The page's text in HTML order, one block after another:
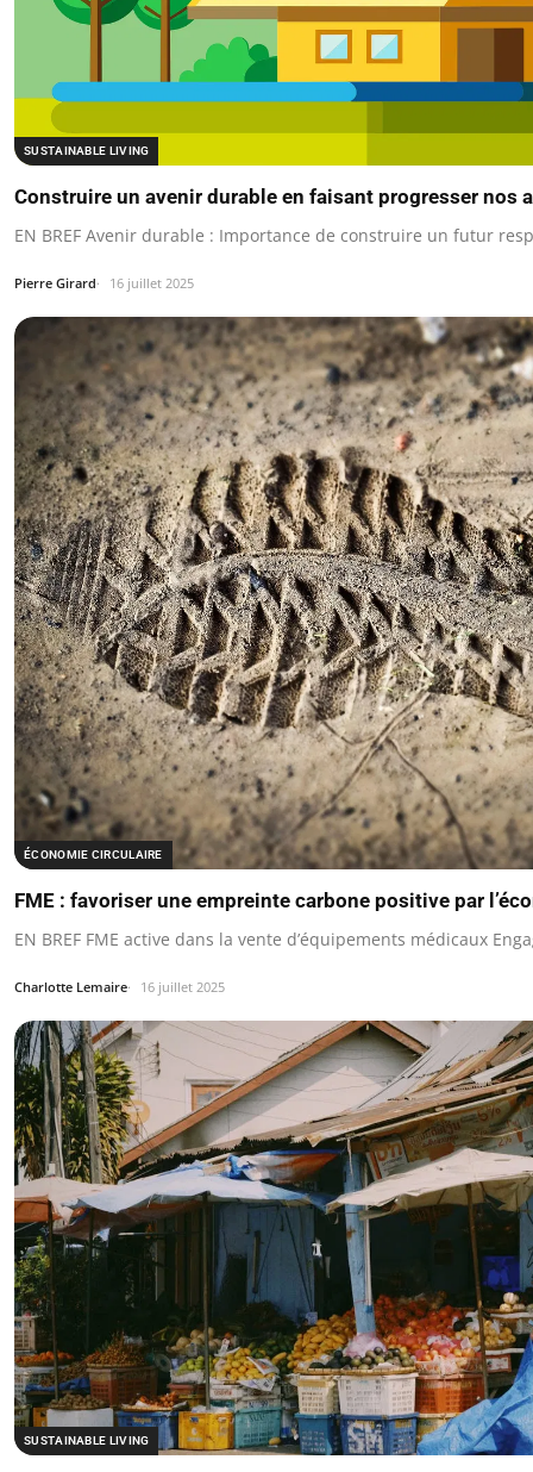
SUSTAINABLE LIVING
Construire un avenir durable en faisant progresser nos
EN BREF Avenir durable : Importance de construire un futur
Pierre Girard 16 juillet 2025
ÉCONOMIE CIRCULAIRE
FME : favoriser une empreinte carbone positive par
EN BREF FME active dans la vente d’équipements médicaux
Charlotte Lemaire 16 juillet 2025
SUSTAINABLE LIVING